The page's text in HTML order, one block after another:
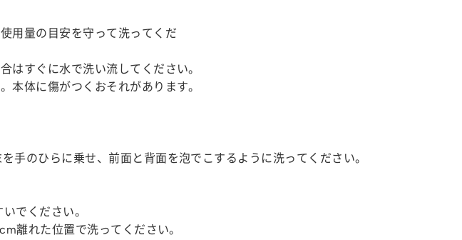
用量の目安を守って洗ってくだ
はすぐに水で洗い流してください。
本体に傷がつくおそれがあります。
手のひらに乗せ、前面と背面を泡でこするように洗ってください。
でください。
離れた位置で洗ってください。